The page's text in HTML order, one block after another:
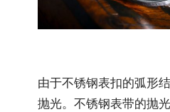
由于不锈钢表扣的弧形
抛光。不锈钢表带的抛